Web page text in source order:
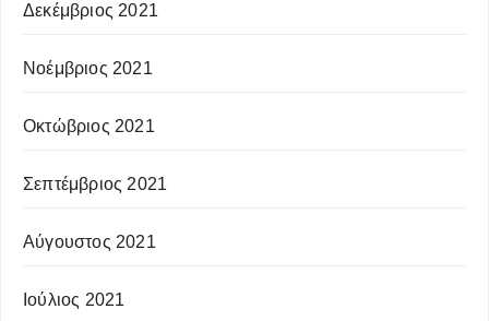
Δεκέμβριος 2021
Νοέμβριος 2021
Οκτώβριος 2021
Σεπτέμβριος 2021
Αύγουστος 2021
Ιούλιος 2021